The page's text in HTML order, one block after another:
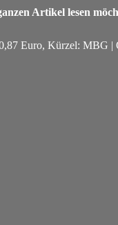
Artikel lesen